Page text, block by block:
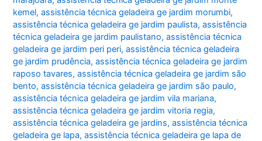
kemel,assistência técnica geladeira ge jardim morumbi,
assistência técnica geladeira ge jardim paulista,assistência
técnica geladeira ge jardim paulistano,assistência técnica
geladeira ge jardim peri peri,assistência técnica geladeira
ge jardim prudência,assistência técnica geladeira ge jardim
raposo tavares,assistência técnica geladeira ge jardim são
bento,assistência técnica geladeira ge jardim são paulo,
assistência técnica geladeira ge jardim vila mariana,
assistência técnica geladeira ge jardim vitoria regia,
assistência técnica geladeira ge jardins,assistência técnica
geladeira ge lapa,assistência técnica geladeira ge lapa de